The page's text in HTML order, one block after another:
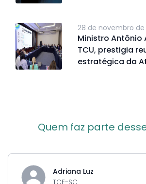
28 de novembro de
Ministro Antônio
TCU, prestigia
estratégica da
Quem faz parte
Adriana Luz